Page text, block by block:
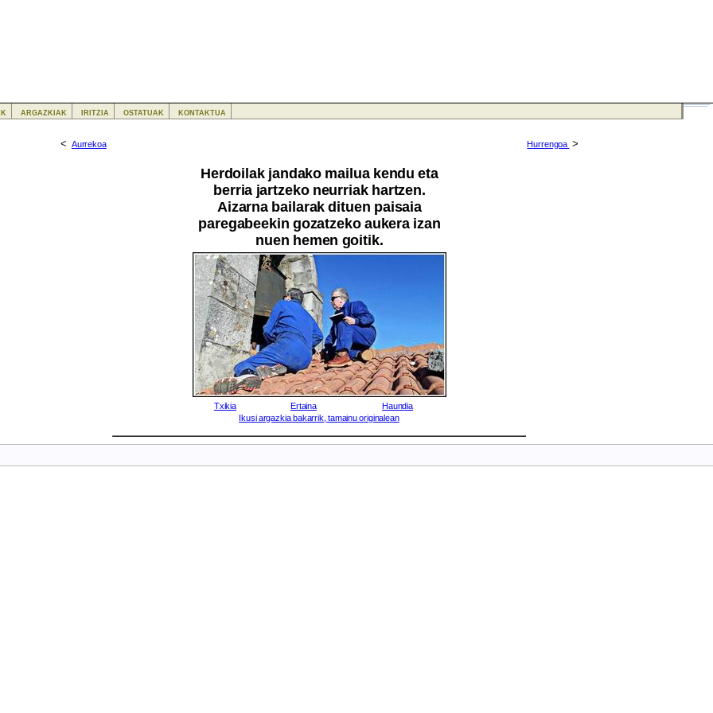
< Aurrekoa
Herdoilak jandako mailua kendu eta
berria jartzeko neurriak hartzen.
Aizarna bailarak dituen paisaia
paregabeekin gozatzeko aukera izan
nuen hemen goitik.
Hurrengoa >
Txikia Ertaina
Haundia
Ikusi argazkia bakarrik, tamainu originalean
argazkiak iritzia ostatuak kontaktua